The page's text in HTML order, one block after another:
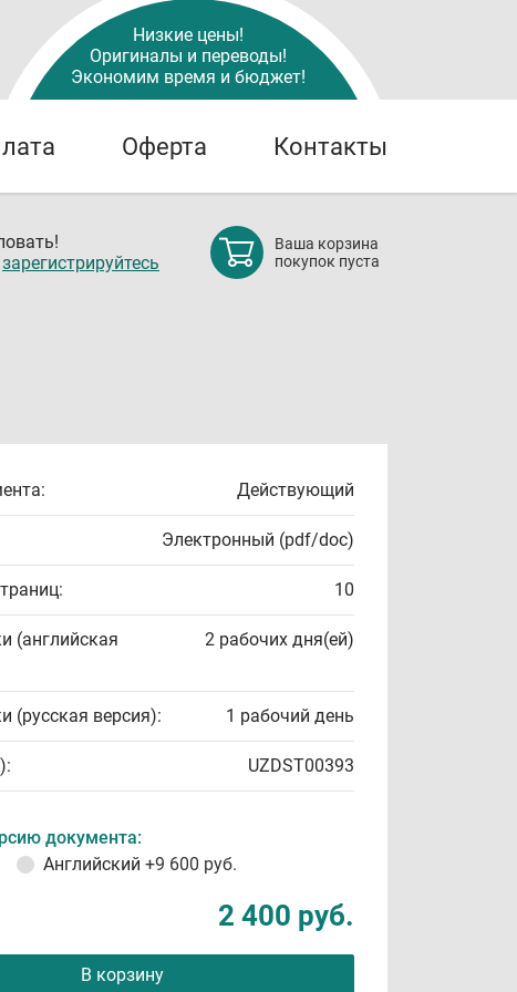
Низкие цены!
Оригиналы и переводы!
Экономим время и бюджет!
Оферта Контакты
зарегистрируйтесь
Ваша корзина
покупок пуста
Действующий
Электронный (pdf/doc)
10
(английская
2 рабочих дня(ей)
(русская версия): 1 рабочий день
UZDST00393
документа:
Английский +9 600 руб.
2 400 руб.
В корзину